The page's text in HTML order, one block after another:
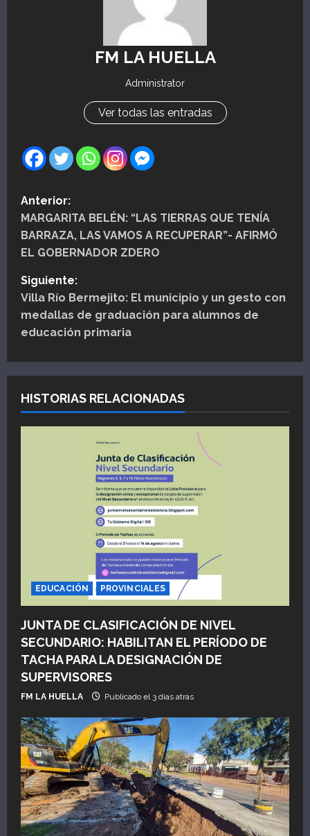
FM LA HUELLA
Administrator
Ver todas las entradas
N
a
v
e
g
a
c
i
ó
t
r
a
d
a
s
Anterior:
MARGARITA BELÉN: “LAS TIERRAS QUE TENÍA
BARRAZA, LAS VAMOS A RECUPERAR”- AFIRMÓ
EL GOBERNADOR ZDERO
Siguiente:
Villa Río Bermejito: El municipio y un gesto con
medallas de graduación para alumnos de
educación primaria
HISTORIAS RELACIONADAS
EDUCACIÓN PROVINCIALES
JUNTA DE CLASIFICACIÓN DE NIVEL
SECUNDARIO: HABILITAN EL PERÍODO DE
TACHA PARA LA DESIGNACIÓN DE
SUPERVISORES
FM LA HUELLA Publicado el 3 días atrás